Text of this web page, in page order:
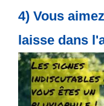
4) Vous
laisse dans